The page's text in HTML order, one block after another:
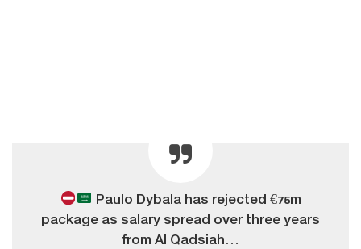
Paulo Dybala has rejected €75m
package as salary spread over three years
from Al Qadsiah…